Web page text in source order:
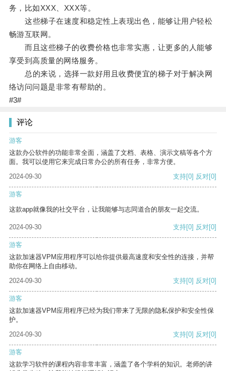
务，比如XXX、XXX等。
这些梯子在速度和稳定性上表现出色，能够让用户轻松
畅游互联网。
而且这些梯子的收费价格也非常实惠，让更多的人能够
享受到高质量的网络服务。
总的来说，选择一款好用且收费便宜的梯子对于解决网
络访问问题是非常有帮助的。
#3#
评论
游客
这款办公软件的功能非常全面，涵盖了文档、表格、演示文稿等各个方
面。我可以使用它来完成日常办公的所有任务，非常方便。
2024-09-30
支持[0] 反对[0]
游客
这款app就像我的社交平台，让我能够与志同道合的朋友一起交流。
2024-09-30 支持[0] 反对[0]
游客
这款加速器VPM应用程序可以给你提供最高速度和安全性的连接，并帮
助你在网络上自由移动。
2024-09-30
支持[0] 反对[0]
游客
这款加速器VPM应用程序已经为我们带来了无限的隐私保护和安全性保
护。
2024-09-30
支持[0] 反对[0]
游客
这款学习软件的课程内容非常丰富，涵盖了各个学科的知识。老师的讲